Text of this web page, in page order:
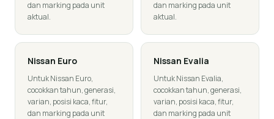
dan marking pada unit
aktual.
dan marking pada unit
aktual.
Nissan Euro
Untuk Nissan Euro,
cocokkan tahun, generasi,
varian, posisi kaca, fitur,
dan marking pada unit
Nissan Evalia
Untuk Nissan Evalia,
cocokkan tahun, generasi,
varian, posisi kaca, fitur,
dan marking pada unit